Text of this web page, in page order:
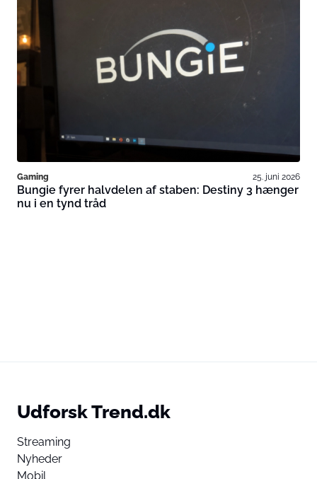
Gaming 25. juni 2026
Bungie fyrer halvdelen af staben: Destiny 3 hænger
nu i en tynd tråd
Udforsk Trend.dk
Streaming
Nyheder
Mobil